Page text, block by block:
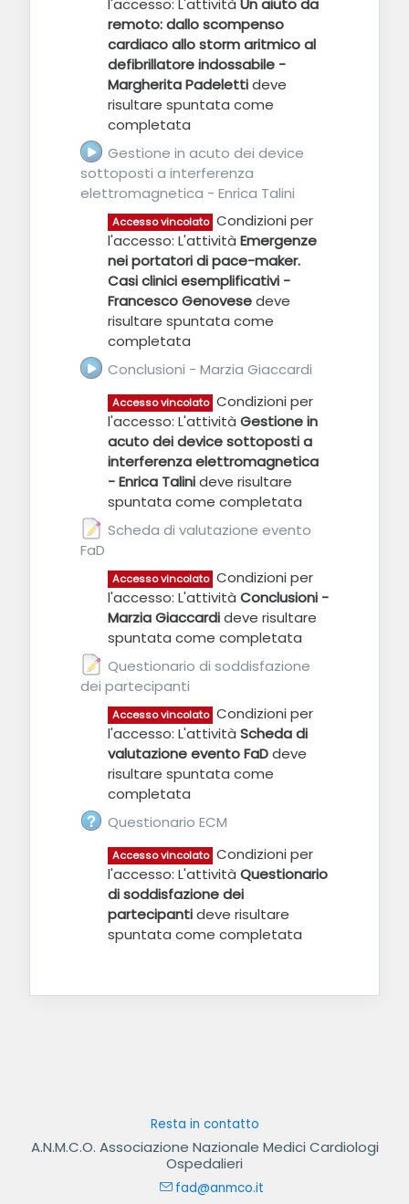
remoto: dallo scompenso
cardiaco allo storm aritmico al
defibrillatore indossabile -
Margherita Padelettideve
risultare spuntata come
completata
Gestione in acuto dei device
sottoposti a interferenza
elettromagnetica - Enrica Talini
Accesso vincolato Condizioni per
l'accesso: L'attività Emergenze
nei portatori di pace-maker.
Casi clinici esemplificativi -
Francesco Genovesedeve
risultare spuntata come
completata
Conclusioni - Marzia Giaccardi
Accesso vincolato Condizioni per
l'accesso: L'attività Gestione in
acuto dei device sottoposti a
interferenza elettromagnetica
- Enrica Talinideve risultare
spuntata come completata
Scheda di valutazione evento
FaD
Accesso vincolato Condizioni per
l'accesso: L'attività Conclusioni -
Marzia Giaccardideve risultare
spuntata come completata
Questionario di soddisfazione
dei partecipanti
Accesso vincolato Condizioni per
l'accesso: L'attività Scheda di
valutazione evento FaDdeve
risultare spuntata come
completata
Questionario ECM
Accesso vincolato Condizioni per
l'accesso: L'attività Questionario
di soddisfazione dei
partecipantideve risultare
spuntata come completata
Resta in contatto
A.N.M.C.O. Associazione Nazionale Medici Cardiologi
Ospedalieri
fad@anmco.it